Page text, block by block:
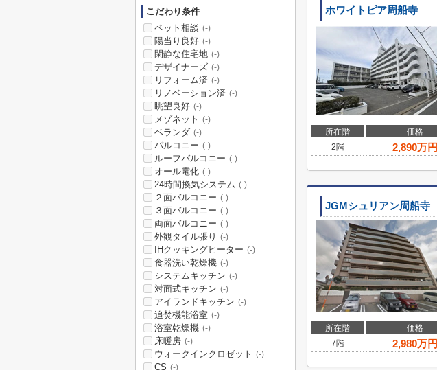
ホワイトピア周船寺
所在階 価格
2階
2,890万円
JGMシュリアン周船寺
所在階 価格
7階
2,980万円
こだわり条件
ペット相談 (-)
陽当り良好 (-)
閑静な住宅地 (-)
デザイナーズ (-)
リフォーム済 (-)
リノベーション済 (-)
眺望良好 (-)
メゾネット (-)
ベランダ (-)
バルコニー (-)
ルーフバルコニー (-)
オール電化 (-)
24時間換気システム (-)
２面バルコニー (-)
３面バルコニー (-)
両面バルコニー (-)
外観タイル張り (-)
IHクッキングヒーター (-)
食器洗い乾燥機 (-)
システムキッチン (-)
対面式キッチン (-)
アイランドキッチン (-)
追焚機能浴室 (-)
浴室乾燥機 (-)
床暖房 (-)
ウォークインクロゼット (-)
CS (-)